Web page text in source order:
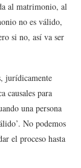
al matrimonio, al
no es válido,
si no, así va ser
jurídicamente
causales para
una persona
No podemos
el proceso hasta